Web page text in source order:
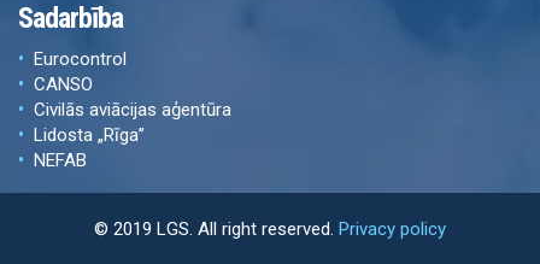
Sadarbība
Eurocontrol
CANSO
Civilās aviācijas aģentūra
Lidosta „Rīga”
NEFAB
© 2019 LGS. All right reserved. Privacy policy